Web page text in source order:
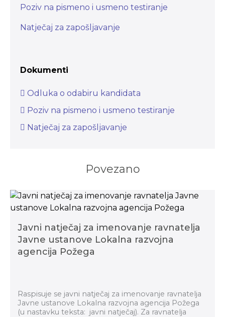
Poziv na pismeno i usmeno testiranje
Natječaj za zapošljavanje
Dokumenti
Odluka o odabiru kandidata
Poziv na pismeno i usmeno testiranje
Natječaj za zapošljavanje
Povezano
Javni natječaj za imenovanje ravnatelja
Javne ustanove Lokalna razvojna
agencija Požega
Raspisuje se javni natječaj za imenovanje ravnatelja
Javne ustanove Lokalna razvojna agencija Požega
(u nastavku teksta: javni natječaj). Za ravnatelja